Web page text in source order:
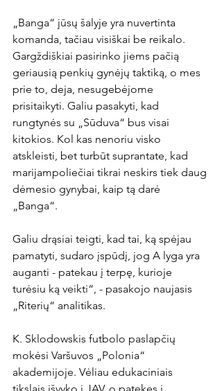
„Banga“ jūsų šalyje yra nuvertinta
komanda, tačiau visiškai be reikalo.
Gargždiškiai pasirinko jiems pačią
geriausią penkių gynėjų taktiką, o mes
prie to, deja, nesugebėjome
prisitaikyti. Galiu pasakyti, kad
rungtynės su „Sūduva“ bus visai
kitokios. Kol kas nenoriu visko
atskleisti, bet turbūt suprantate, kad
marijampoliečiai tikrai neskirs tiek daug
dėmesio gynybai, kaip tą darė
„Banga“.
Galiu drąsiai teigti, kad tai, ką spėjau
pamatyti, sudaro įspūdį, jog A lyga yra
auganti - patekau į terpę, kurioje
turėsiu ką veikti“, - pasakojo naujasis
„Riterių“ analitikas.
K. Sklodowskis futbolo paslapčių
mokėsi Varšuvos „Polonia“
akademijoje. Vėliau edukaciniais